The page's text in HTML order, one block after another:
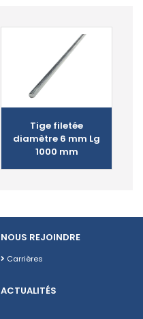
Tige filetée
diamètre 6 mm Lg
1000 mm
NOUS REJOINDRE
Carrières
ACTUALITÉS